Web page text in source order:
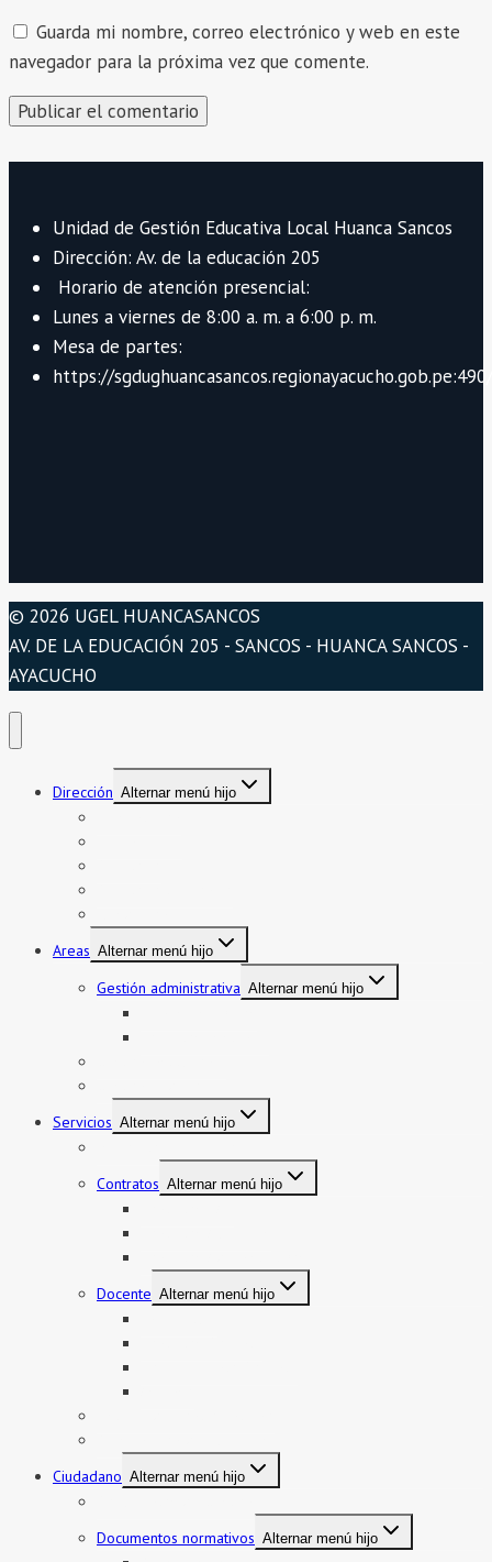
Guarda mi nombre, correo electrónico y web en este
navegador para la próxima vez que comente.
Unidad de Gestión Educativa Local Huanca Sancos
Dirección: Av. de la educación 205
Horario de atención presencial:
Lunes a viernes de 8:00 a. m. a 6:00 p. m.
Mesa de partes:
https://
© 2026 UGEL HUANCASANCOS
AV. DE LA EDUCACIÓN 205 - SANCOS - HUANCA SANCOS -
AYACUCHO
Dirección Alternar menú hijo
Areas Alternar menú hijo
Gestión administrativa Alternar menú hijo
Servicios Alternar menú hijo
Contratos Alternar menú hijo
Docente Alternar menú hijo
Ciudadano Alternar menú hijo
Documentos normativos Alternar menú hijo